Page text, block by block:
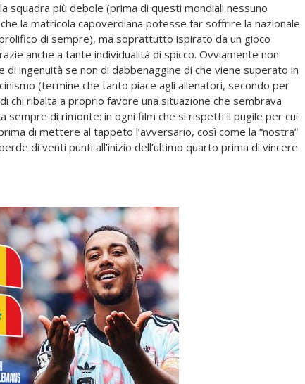
squadra più debole (prima di questi mondiali nessuno
la matricola capoverdiana potesse far soffrire la nazionale
di sempre), ma soprattutto ispirato da un gioco
anche a tante individualità di spicco. Ovviamente non
ingenuità se non di dabbenaggine di che viene superato in
(termine che tanto piace agli allenatori, secondo per
chi ribalta a proprio favore una situazione che sembrava
sempre di rimonte: in ogni film che si rispetti il pugile per cui
di mettere al tappeto l’avversario, così come la “nostra”
di venti punti all’inizio dell’ultimo quarto prima di vincere